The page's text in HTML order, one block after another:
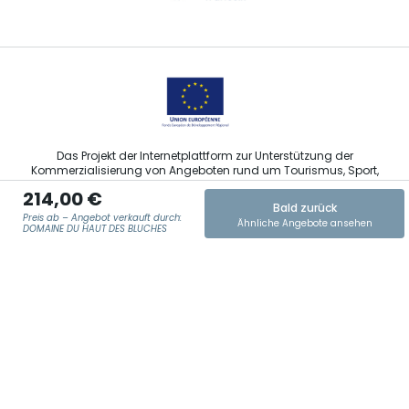
214,00 €
Preis ab – Angebot verkauft durch:
DOMAINE DU HAUT DES BLUCHES
Bald zurück
Ähnliche Angebote ansehen
Sprechen Sie uns per E-Mail an
Das Projekt der Internetplattform zur Unterstützung der
Kommerzialisierung von Angeboten rund um Tourismus, Sport,
Kultur und Weintourismus in der Region Grand Est wurde im
Rahmen der Maßnahmen der Europäischen Union zur
Abfederung der COVID-19-Pandemie vom Europäischen Fonds
für regionale Entwicklung (EFRE) finanziert.